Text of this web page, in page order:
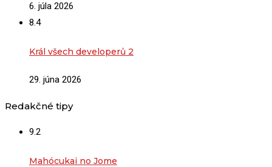
6. júla 2026
8.4
Král všech developerů 2
29. júna 2026
Redakčné tipy
9.2
Mahócukai no Jome